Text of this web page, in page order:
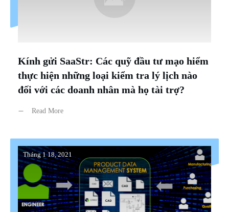
Kính gửi SaaStr: Các quỹ đầu tư mạo hiểm
thực hiện những loại kiểm tra lý lịch nào
đối với các doanh nhân mà họ tài trợ?
Read More
Tháng 1 18, 2021